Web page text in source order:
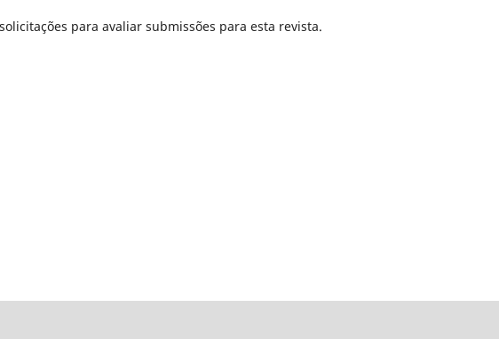
para avaliar submissões para esta revista.